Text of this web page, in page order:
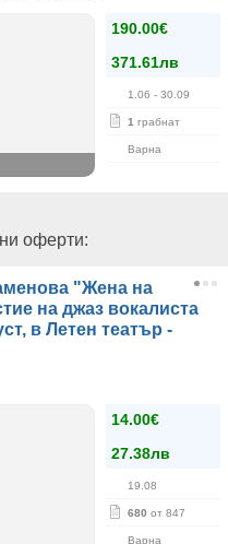
190.00€
371.61лв
1.06 - 30.09
1 грабнат
Варна
оферти:
"Жена на
на джаз вокалиста
в Летен театър -
14.00€
27.38лв
19.08
680 от 847
Варна